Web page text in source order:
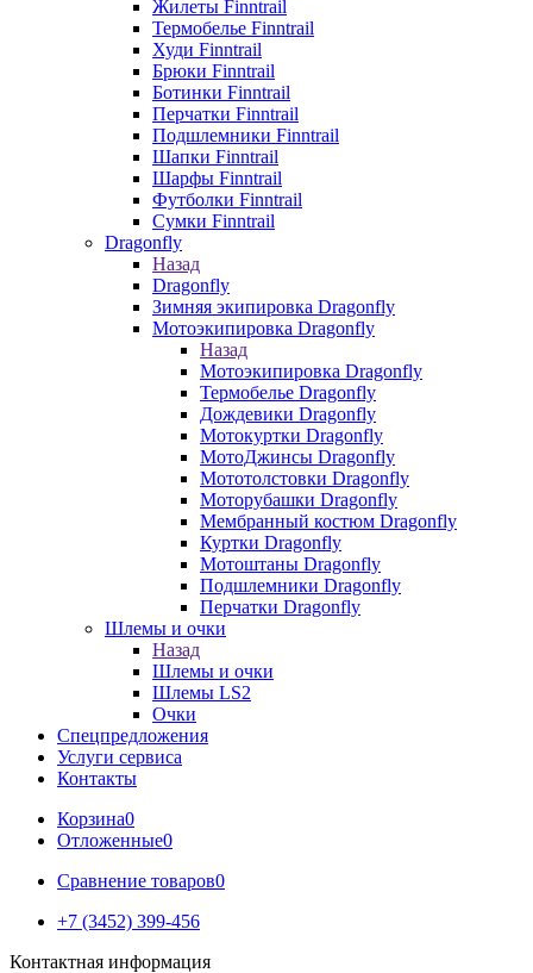
Жилеты Finntrail
Термобелье Finntrail
Худи Finntrail
Брюки Finntrail
Ботинки Finntrail
Перчатки Finntrail
Подшлемники Finntrail
Шапки Finntrail
Шарфы Finntrail
Футболки Finntrail
Сумки Finntrail
Dragonfly
Назад
Dragonfly
Зимняя экипировка Dragonfly
Мотоэкипировка Dragonfly
Назад
Мотоэкипировка Dragonfly
Термобелье Dragonfly
Дождевики Dragonfly
Мотокуртки Dragonfly
МотоДжинсы Dragonfly
Мототолстовки Dragonfly
Моторубашки Dragonfly
Мембранный костюм Dragonfly
Куртки Dragonfly
Мотоштаны Dragonfly
Подшлемники Dragonfly
Перчатки Dragonfly
Шлемы и очки
Назад
Шлемы и очки
Шлемы LS2
Очки
Спецпредложения
Услуги сервиса
Контакты
Корзина0
Отложенные0
Сравнение товаров0
+7 (3452) 399-456
Контактная информация